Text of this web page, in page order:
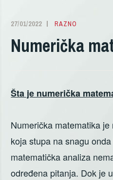
27/01/2022
ALEKSANDRA
RAZNO
Numerička
Šta je numerička
Numerička matematika
koja stupa na snagu
matematička analiza
određena pitanja. Dok je